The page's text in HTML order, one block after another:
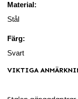
Material:
Stål
Färg:
Svart
VIKTIGA